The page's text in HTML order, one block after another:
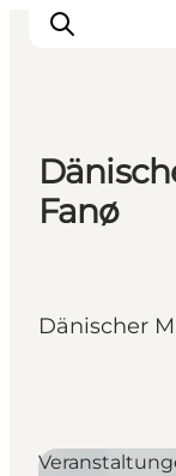
Ribe
Fanø
Dänischer